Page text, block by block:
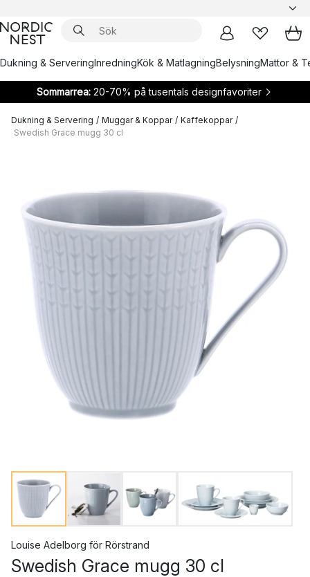
Dukning & ServeringInredningKök & MatlagningBelysningMattor &
Sommarrea:20-70% på tusentals designfavoriter
Dukning & Servering / Muggar & Koppar / Kaffekoppar /
Swedish Grace mugg 30 cl
Louise Adelborg för Rörstrand
Swedish Grace mugg 30 cl